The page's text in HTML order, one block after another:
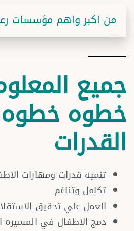
من اكبر واهم مؤسسات
جميع
خطوه خطوه
القدرات
تنميه قدرات ومهارات
تكامل وتناغم
العمل علي تحقيق
دمج الاطفال في المسيره